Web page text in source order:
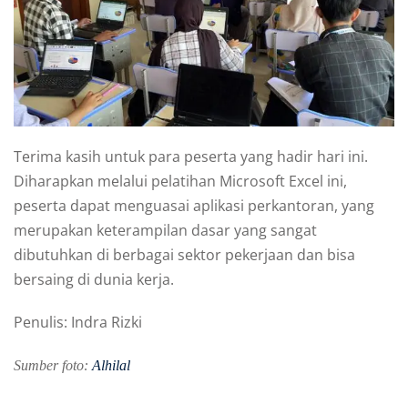
Terima kasih untuk para peserta yang hadir hari ini.
Diharapkan melalui pelatihan Microsoft Excel ini,
peserta dapat menguasai aplikasi perkantoran, yang
merupakan keterampilan dasar yang sangat
dibutuhkan di berbagai sektor pekerjaan dan bisa
bersaing di dunia kerja.
Penulis: Indra Rizki
Sumber foto: Alhilal